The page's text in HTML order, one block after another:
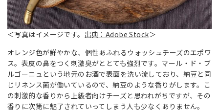
＜写真はイメージです。 出典：Adobe Stock＞
オレンジ色が鮮やかな、個性あふれるウォッシュチーズのエポワ
ス。表皮の鼻をつく刺激臭がととても強烈です。マール・ド・ブ
ルゴーニュという地元のお酒で表面を洗い流しており、納豆と同
じリネンス菌が働いているので、納豆のような香りがします。こ
の刺激的な香りから上級者向けチーズと思われがちですが、その
香りに次第に魅了されていってしまう人も少なくありません。